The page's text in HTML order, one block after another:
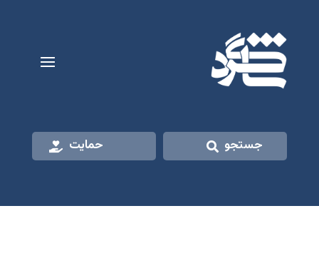
جستجو حمایت